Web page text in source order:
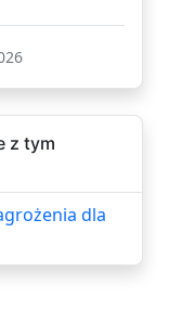
z tym
dla